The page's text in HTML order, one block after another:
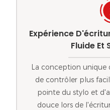
Expérience
Fluide Et
La conception unique
de contrôler plus
pointe du stylo et
douce lors de